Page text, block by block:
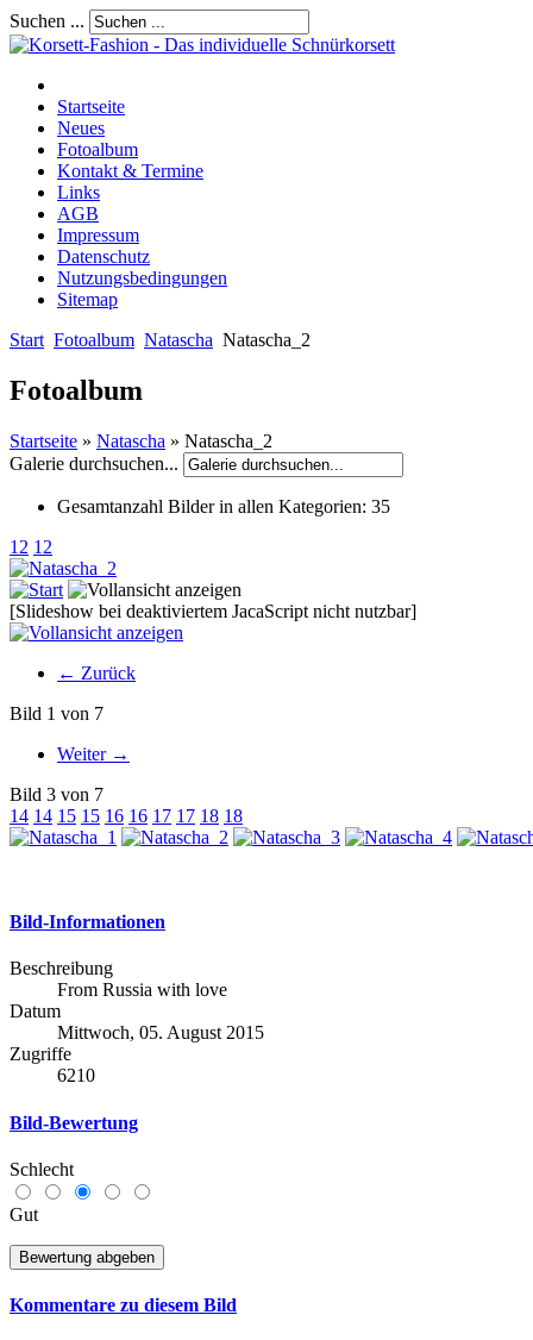
Suchen ...
Startseite
Neues
Fotoalbum
Kontakt & Termine
Links
AGB
Impressum
Datenschutz
Nutzungsbedingungen
Sitemap
Start Fotoalbum Natascha Natascha_2
Fotoalbum
Startseite » Natascha » Natascha_2
Galerie durchsuchen...
Gesamtanzahl Bilder in allen Kategorien: 35
12 12
[Slideshow bei deaktiviertem JacaScript nicht nutzbar]
← Zurück
Bild 1 von 7
Weiter →
Bild 3 von 7
14 14 15 15 16 16 17 17 18 18
Bild-Informationen
Beschreibung
From Russia with love
Datum
Mittwoch, 05. August 2015
Zugriffe
6210
Bild-Bewertung
Schlecht
Gut
Kommentare zu diesem Bild